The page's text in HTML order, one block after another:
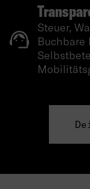
Steuer,
Buchbare